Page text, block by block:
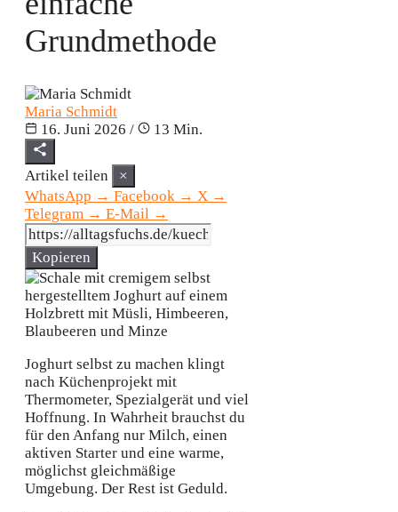
Grundmethode
Maria Schmidt
16. Juni 2026 / 13 Min.
Artikel teilen
×
WhatsApp → Facebook → X →
Telegram → E-Mail →
Kopieren
Joghurt selbst zu machen klingt
nach Küchenprojekt mit
Thermometer, Spezialgerät und viel
Hoffnung. In Wahrheit brauchst du
für den Anfang nur Milch, einen
aktiven Starter und eine warme,
möglichst gleichmäßige
Umgebung. Der Rest ist Geduld.